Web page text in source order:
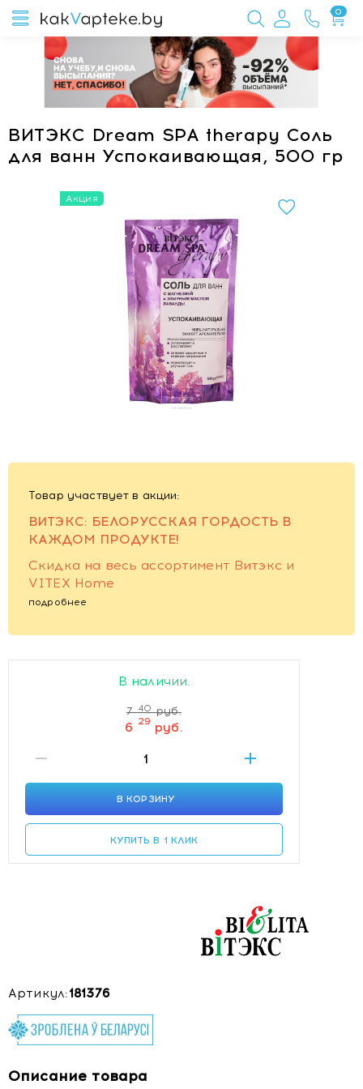
0
ВИТЭКС Dream SPA therapy Соль
для ванн Успокаивающая, 500 гр
Акция
Товар участвует в акции:
ВИТЭКС: БЕЛОРУССКАЯ ГОРДОСТЬ В
КАЖДОМ ПРОДУКТЕ!
Cкидка на весь ассортимент Витэкс и
VITEX Home
подробнее
В наличии.
7 40 руб.
6 29 руб.
В КОРЗИНУ
КУПИТЬ В 1 КЛИК
Артикул:181376
Описание товара